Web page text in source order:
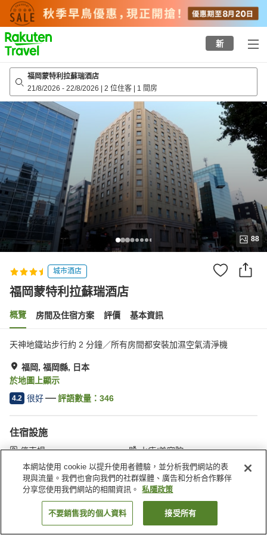
to
top
page
新
福岡蒙特利拉蘇瑞酒店
21/8/2026 - 22/8/2026 | 2 位住客 | 1 間房
88
城市酒店
福岡蒙特利拉蘇瑞酒店
概覽 房間及住宿方案 評價 基本資訊
天神地鐵站步行約 2 分鐘／所有房間都安裝加濕空氣清淨機
福岡, 福岡縣, 日本
於地圖上顯示
4.2 很好 評語數量： 346
住宿設施
停車場
水療/美容院
會議室
宴會廳
主頁 日本 福岡縣 福岡 福岡蒙特利拉蘇瑞酒店
找客房
本網站使用 cookie 以提升使用者體驗，並分析我們網站的表
現與流量。我們也會向我們的社群媒體、廣告和分析合作夥伴
分享您使用我們網站的相關資訊。
私隱政策
不要銷售我的個人資料 接受所有